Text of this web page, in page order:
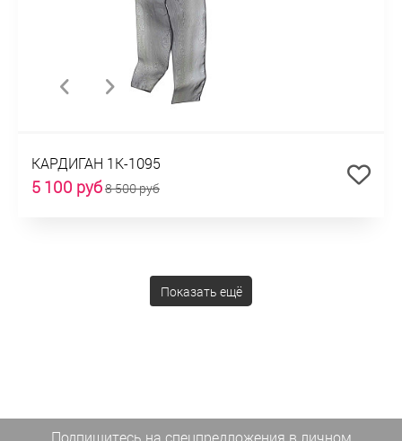
КАРДИГАН 1К-1095
5 100 руб8 500 руб
Показать ещё
Подпишитесь на спецпредложения в личном